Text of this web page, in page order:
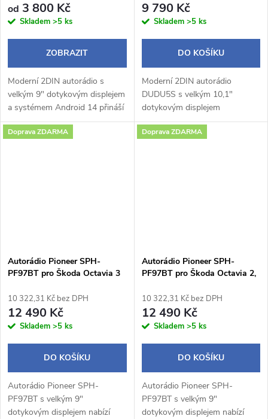
od 3 800 Kč
Skladem >5 ks
ZOBRAZIT
Moderní 2DIN autorádio s
velkým 9" dotykovým displejem
a systémem Android 14 přináší
pohodlné a chytré ovládání
během jízdy. Bezdrátové Apple
9 790 Kč
Skladem >5 ks
DO KOŠÍKU
Moderní 2DIN autorádio
DUDU5S s velkým 10,1"
dotykovým displejem
1280×720 px a praktickým
otočným potenciometrem
Doprava ZDARMA
Autorádio Pioneer SPH-
PF97BT pro Škoda Octavia 3
10 322,31 Kč bez DPH
12 490 Kč
Skladem >5 ks
DO KOŠÍKU
Autorádio Pioneer SPH-
PF97BT s velkým 9"
dotykovým displejem nabízí
Doprava ZDARMA
Autorádio Pioneer SPH-
PF97BT pro Škoda Octavia 2,
10 322,31 Kč bez DPH
12 490 Kč
Skladem >5 ks
DO KOŠÍKU
Autorádio Pioneer SPH-
PF97BT s velkým 9"
dotykovým displejem nabízí